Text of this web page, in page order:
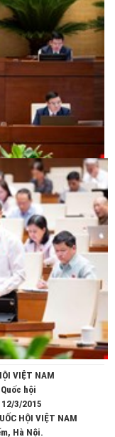
VIỆT NAM
hội
3/2015
HỘI VIỆT NAM
Hà Nội.